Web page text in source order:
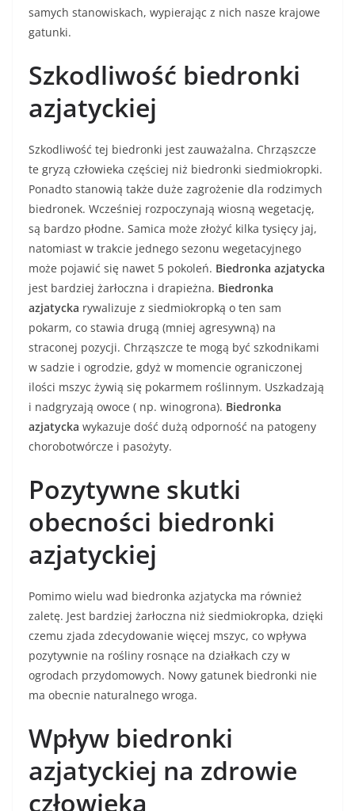
samych stanowiskach, wypierając z nich nasze krajowe
gatunki.
Szkodliwość biedronki
azjatyckiej
Szkodliwość tej biedronki jest zauważalna. Chrząszcze
te gryzą człowieka częściej niż biedronki siedmiokropki.
Ponadto stanowią także duże zagrożenie dla rodzimych
biedronek. Wcześniej rozpoczynają wiosną wegetację,
są bardzo płodne. Samica może złożyć kilka tysięcy jaj,
natomiast w trakcie jednego sezonu wegetacyjnego
może pojawić się nawet 5 pokoleń. Biedronka azjatycka
jest bardziej żarłoczna i drapieżna. Biedronka
azjatycka rywalizuje z siedmiokropką o ten sam
pokarm, co stawia drugą (mniej agresywną) na
straconej pozycji. Chrząszcze te mogą być szkodnikami
w sadzie i ogrodzie, gdyż w momencie ograniczonej
ilości mszyc żywią się pokarmem roślinnym. Uszkadzają
i nadgryzają owoce ( np. winogrona). Biedronka
azjatycka wykazuje dość dużą odporność na patogeny
chorobotwórcze i pasożyty.
Pozytywne skutki
obecności biedronki
azjatyckiej
Pomimo wielu wad biedronka azjatycka ma również
zaletę. Jest bardziej żarłoczna niż siedmiokropka, dzięki
czemu zjada zdecydowanie więcej mszyc, co wpływa
pozytywnie na rośliny rosnące na działkach czy w
ogrodach przydomowych. Nowy gatunek biedronki nie
ma obecnie naturalnego wroga.
Wpływ biedronki
azjatyckiej na zdrowie
człowieka